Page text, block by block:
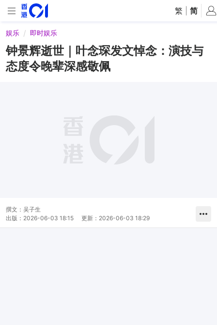
繁 简
娱乐 即时娱乐
钟景辉逝世｜叶念琛发文悼念：演技与
态度令晚辈深感敬佩
撰文： 吴子生
出版： 2026-06-03 18:15 更新： 2026-06-03 18:29